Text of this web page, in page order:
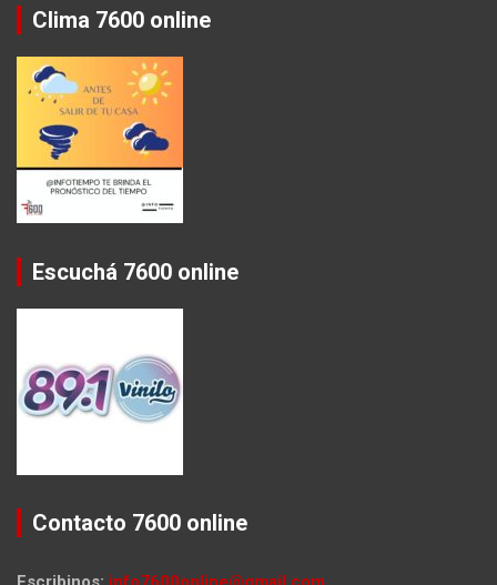
Clima 7600 online
Escuchá 7600 online
Contacto 7600 online